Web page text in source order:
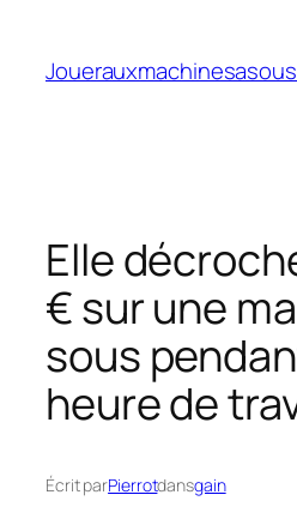
contenu
Elle
€ sur une
sous
heure de
Écrit parPierrotdansgain